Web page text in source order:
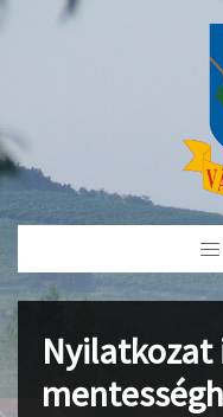
Skip
Nyilatkozat